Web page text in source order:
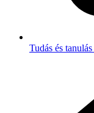
Tudás és tanulás